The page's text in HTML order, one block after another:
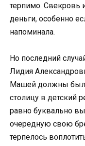
терпимо. Свекровь
деньги, особенно
напоминала.
Но последний
Лидия
Машей должны
столицу в детский
равно буквально
очередную свою
терпелось